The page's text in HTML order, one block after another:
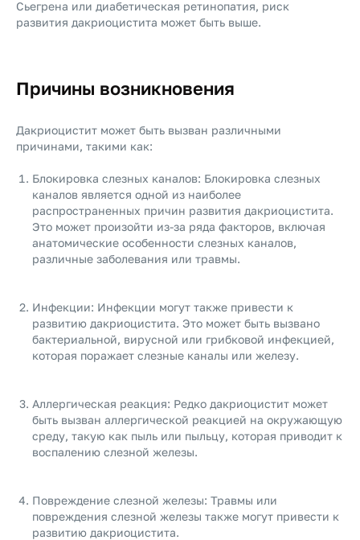
Сьегрена или диабетическая ретинопатия, риск
развития дакриоцистита может быть выше.
Причины возникновения
Дакриоцистит может быть вызван различными
причинами, такими как:
Блокировка слезных каналов: Блокировка слезных
каналов является одной из наиболее
распространенных причин развития дакриоцистита.
Это может произойти из-за ряда факторов, включая
анатомические особенности слезных каналов,
различные заболевания или травмы.
Инфекции: Инфекции могут также привести к
развитию дакриоцистита. Это может быть вызвано
бактериальной, вирусной или грибковой инфекцией,
которая поражает слезные каналы или железу.
Аллергическая реакция: Редко дакриоцистит может
быть вызван аллергической реакцией на окружающую
среду, такую как пыль или пыльцу, которая приводит к
воспалению слезной железы.
Повреждение слезной железы: Травмы или
повреждения слезной железы также могут привести к
развитию дакриоцистита.